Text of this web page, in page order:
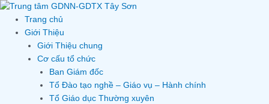
Skip
content
Trang chủ
Giới Thiệu
Giới Thiệu chung
Cơ cấu tổ chức
Ban Giám đốc
Tổ Đào tạo nghề – Giáo vụ – Hành chính
Tổ Giáo dục Thường xuyên